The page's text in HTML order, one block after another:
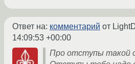
Ответ на: комментарий от
14:09:53 +00:00
Про отступы такой